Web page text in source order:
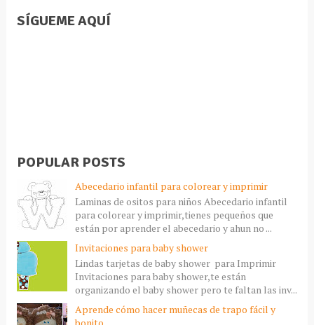
SÍGUEME AQUÍ
POPULAR POSTS
Abecedario infantil para colorear y imprimir
Laminas de ositos para niños Abecedario infantil
para colorear y imprimir,tienes pequeños que
están por aprender el abecedario y ahun no ...
Invitaciones para baby shower
Lindas tarjetas de baby shower para Imprimir
Invitaciones para baby shower,te están
organizando el baby shower pero te faltan las inv...
Aprende cómo hacer muñecas de trapo fácil y